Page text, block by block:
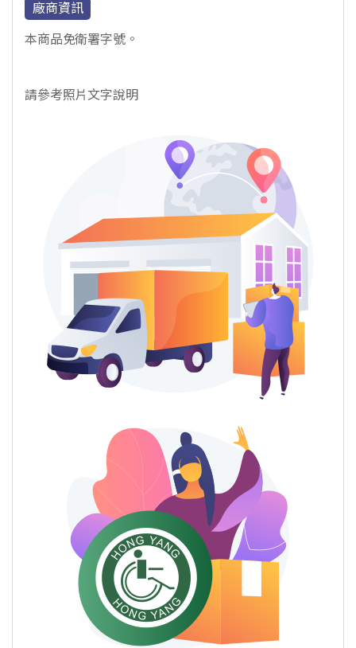
廠商資訊
本商品免衛署字號。
請參考照片文字說明